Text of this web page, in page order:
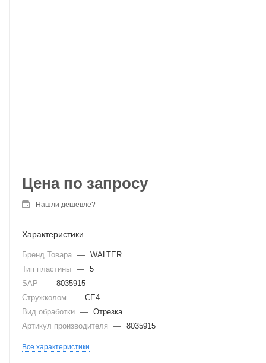
Цена по запросу
Нашли дешевле?
Характеристики
Бренд Товара — WALTER
Тип пластины — 5
SAP
— 8035915
Стружколом
— CE4
Вид обработки — Отрезка
Артикул производителя
— 8035915
Все характеристики